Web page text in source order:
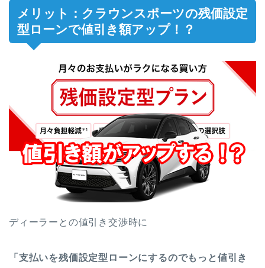
メリット：クラウンスポーツの残価設定
型ローンで値引き額アップ！？
ディーラーとの値引き交渉時に
「支払いを残価設定型ローンにするのでもっと値引き